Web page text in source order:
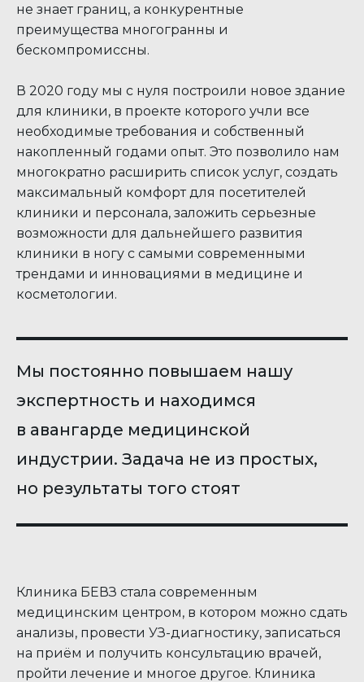
не знает границ, а конкурентные
преимущества многогранны и
бескомпромиссны.
В 2020 году мы с нуля построили новое здание
для клиники, в проекте которого учли все
необходимые требования и собственный
накопленный годами опыт. Это позволило нам
многократно расширить список услуг, создать
максимальный комфорт для посетителей
клиники и персонала, заложить серьезные
возможности для дальнейшего развития
клиники в ногу с самыми современными
трендами и инновациями в медицине и
косметологии.
Мы постоянно повышаем нашу
экспертность и находимся
в авангарде медицинской
индустрии. Задача не из простых,
но результаты того стоят
Клиника БЕВЗ стала современным
медицинским центром, в котором можно сдать
анализы, провести УЗ-диагностику, записаться
на приём и получить консультацию врачей,
пройти лечение и многое другое. Клиника